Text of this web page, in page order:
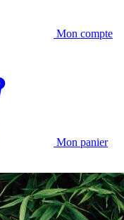
Mon compte
Mon panier